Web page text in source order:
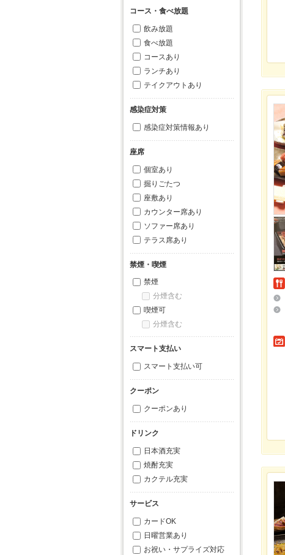
コース・食べ放題
飲み放題
食べ放題
コースあり
ランチあり
テイクアウトあり
感染症対策
感染症対策情報あり
座席
個室あり
掘りごたつ
座敷あり
カウンター席あり
ソファー席あり
テラス席あり
禁煙・喫煙
禁煙
分煙含む
喫煙可
分煙含む
スマート支払い
スマート支払い可
クーポン
クーポンあり
ドリンク
日本酒充実
焼酎充実
カクテル充実
サービス
カードOK
日曜営業あり
お祝い・サプライズ対応